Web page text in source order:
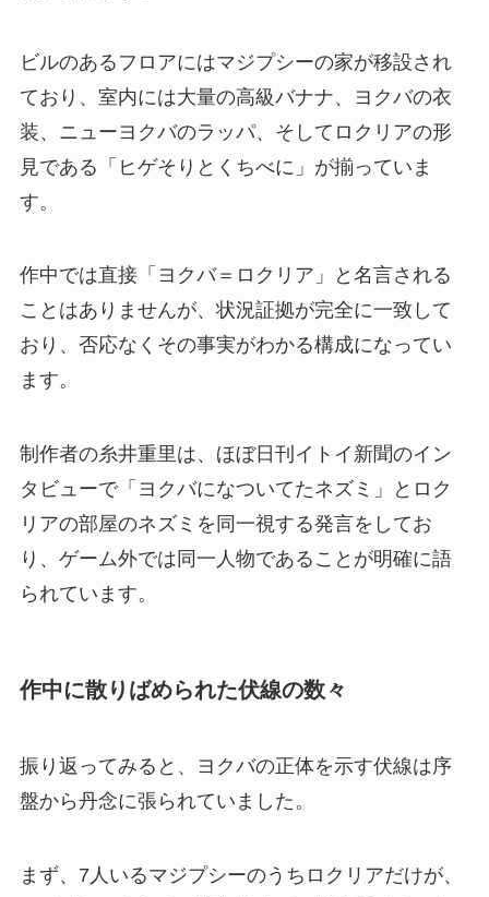
ビルのあるフロアにはマジプシーの家が移設され
ており、室内には大量の高級バナナ、ヨクバの衣
装、ニューヨクバのラッパ、そしてロクリアの形
見である「ヒゲそりとくちべに」が揃っていま
す。
作中では直接「ヨクバ＝ロクリア」と名言される
ことはありませんが、状況証拠が完全に一致して
おり、否応なくその事実がわかる構成になってい
ます。
制作者の糸井重里は、ほぼ日刊イトイ新聞のイン
タビューで「ヨクバになついてたネズミ」とロク
リアの部屋のネズミを同一視する発言をしてお
り、ゲーム外では同一人物であることが明確に語
られています。
作中に散りばめられた伏線の数々
振り返ってみると、ヨクバの正体を示す伏線は序
盤から丹念に張られていました。
まず、7人いるマジプシーのうちロクリアだけが、